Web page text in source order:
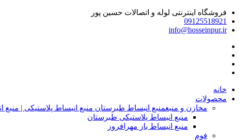
فروشگاه اینترنتی لوله و اتصالات حسین پور
09125518921
info@hosseinpur.ir
خانه
محصولات
مخازن و منبعمنبع انبساط طبرستان منبع انبساط پلاستیکی | منبع
منبع انبساط پلاستیکی طبرستان
منبع انبساط باز مهرافروز
فوم